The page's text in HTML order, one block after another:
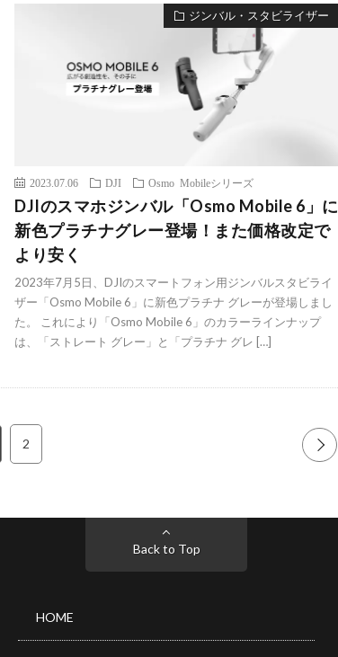
ジンバル・スタビライザー
2023.07.06 DJI Osmo Mobileシリーズ
DJIのスマホジンバル「Osmo Mobile 6」に
新色プラチナグレー登場！また価格改定で
より安く
2023年7月5日、DJIのスマートフォン用ジンバルスタビライ
ザー「Osmo Mobile 6」に新色プラチナ グレーが登場しまし
た。 これにより「Osmo Mobile 6」のカラーラインナップ
は、「ストレート グレー」と「プラチナ グレ […]
2 NEXT
Back to Top
HOME